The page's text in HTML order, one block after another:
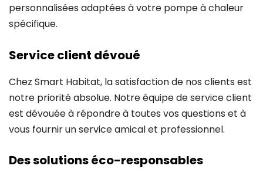
personnalisées adaptées à votre pompe à chaleur
spécifique.
Service client dévoué
Chez Smart Habitat, la satisfaction de nos clients est
notre priorité absolue. Notre équipe de service client
est dévouée à répondre à toutes vos questions et à
vous fournir un service amical et professionnel.
Des solutions éco-responsables